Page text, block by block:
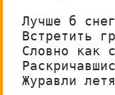
Лучше б
Встретить
Словно как
Журавли